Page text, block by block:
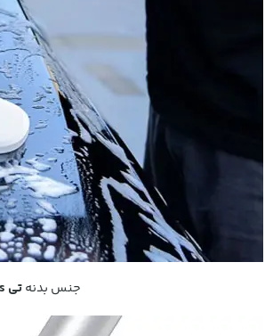
جنس بدنهتی Baseus